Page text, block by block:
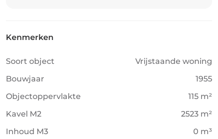
Kenmerken
Soort object
Vrijstaande woning
Bouwjaar
1955
Objectoppervlakte
115 m²
Kavel M2
2523 m²
Inhoud M3
0 m³